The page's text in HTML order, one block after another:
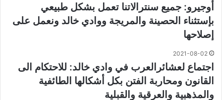
أوجيرو: جميع سنترالاتنا تعمل بشكل طبيعي
بإستثناء الحصينة والمريجة ووادي خالد ونعمل على
إصلاحها
2021-08-02
اجتماع لعشائرالعرب في وادي خالد: للاحتكام الى
القانون ومحاربة الفتن بكل أشكالها الطائفية
والمذهبية والعرقية والقبلية